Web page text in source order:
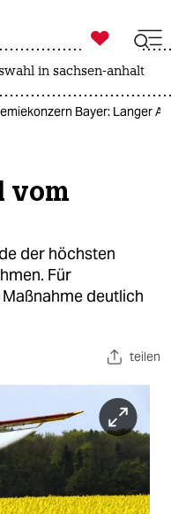

taz zahl ich
in sachsen-anhalt
Bayer: Langer
vom
der höchsten
Für
deutlich
teilen